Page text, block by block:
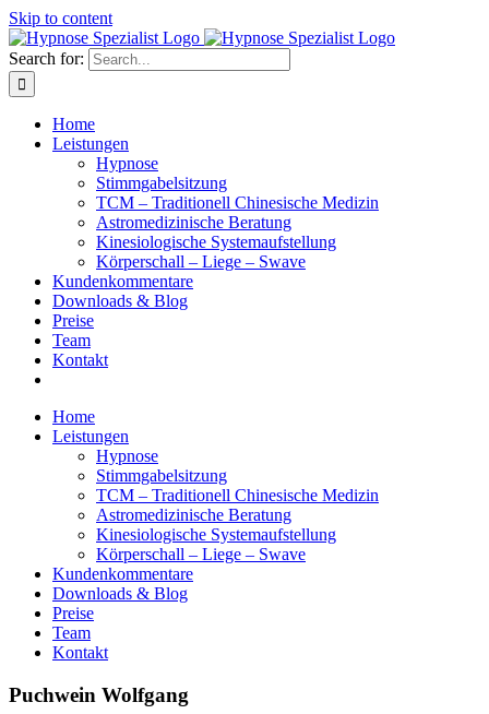
Skip to content
Search for:
Home
Leistungen
Hypnose
Stimmgabelsitzung
TCM – Traditionell Chinesische Medizin
Astromedizinische Beratung
Kinesiologische Systemaufstellung
Körperschall – Liege – Swave
Kundenkommentare
Downloads & Blog
Preise
Team
Kontakt
Home
Leistungen
Hypnose
Stimmgabelsitzung
TCM – Traditionell Chinesische Medizin
Astromedizinische Beratung
Kinesiologische Systemaufstellung
Körperschall – Liege – Swave
Kundenkommentare
Downloads & Blog
Preise
Team
Kontakt
Puchwein Wolfgang